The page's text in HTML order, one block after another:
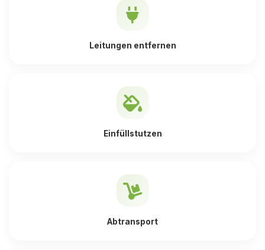
Leitungen entfernen
Einfüllstutzen
Abtransport